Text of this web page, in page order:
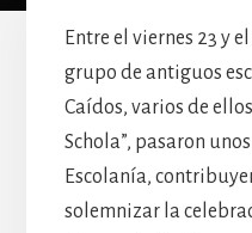
Entre el viernes 23 y
grupo de antiguos
Caídos, varios de
Schola”, pasaron
Escolanía,
solemnizar la